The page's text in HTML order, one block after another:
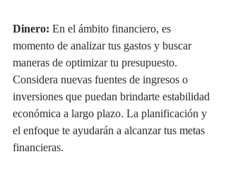
Dinero: En el ámbito financiero, es
momento de analizar tus gastos y buscar
maneras de optimizar tu presupuesto.
Considera nuevas fuentes de ingresos o
inversiones que puedan brindarte estabilidad
económica a largo plazo. La planificación y
el enfoque te ayudarán a alcanzar tus metas
financieras.